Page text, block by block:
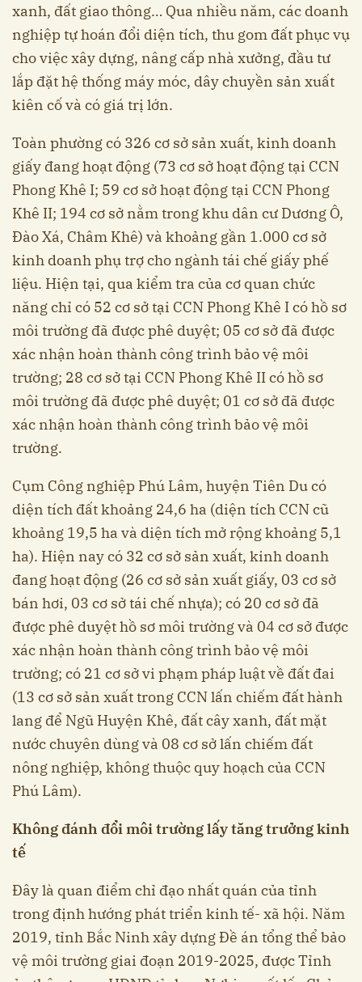
xanh, đất giao thông… Qua nhiều năm, các doanh
nghiệp tự hoán đổi diện tích, thu gom đất phục vụ
cho việc xây dựng, nâng cấp nhà xưởng, đầu tư
lắp đặt hệ thống máy móc, dây chuyền sản xuất
kiên cố và có giá trị lớn.
Toàn phường có 326 cơ sở sản xuất, kinh doanh
giấy đang hoạt động (73 cơ sở hoạt động tại CCN
Phong Khê I; 59 cơ sở hoạt động tại CCN Phong
Khê II; 194 cơ sở nằm trong khu dân cư Dương Ô,
Đào Xá, Châm Khê) và khoảng gần 1.000 cơ sở
kinh doanh phụ trợ cho ngành tái chế giấy phế
liệu. Hiện tại, qua kiểm tra của cơ quan chức
năng chỉ có 52 cơ sở tại CCN Phong Khê I có hồ sơ
môi trường đã được phê duyệt; 05 cơ sở đã được
xác nhận hoàn thành công trình bảo vệ môi
trường; 28 cơ sở tại CCN Phong Khê II có hồ sơ
môi trường đã được phê duyệt; 01 cơ sở đã được
xác nhận hoàn thành công trình bảo vệ môi
trường.
Cụm Công nghiệp Phú Lâm, huyện Tiên Du có
diện tích đất khoảng 24,6 ha (diện tích CCN cũ
khoảng 19,5 ha và diện tích mở rộng khoảng 5,1
ha). Hiện nay có 32 cơ sở sản xuất, kinh doanh
đang hoạt động (26 cơ sở sản xuất giấy, 03 cơ sở
bán hơi, 03 cơ sở tái chế nhựa); có 20 cơ sở đã
được phê duyệt hồ sơ môi trường và 04 cơ sở được
xác nhận hoàn thành công trình bảo vệ môi
trường; có 21 cơ sở vi phạm pháp luật về đất đai
(13 cơ sở sản xuất trong CCN lấn chiếm đất hành
lang để Ngũ Huyện Khê, đất cây xanh, đất mặt
nước chuyên dùng và 08 cơ sở lấn chiếm đất
nông nghiệp, không thuộc quy hoạch của CCN
Phú Lâm).
Không đánh đổi môi trường lấy tăng trưởng kinh
tế
Đây là quan điểm chỉ đạo nhất quán của tỉnh
trong định hướng phát triển kinh tế- xã hội. Năm
2019, tỉnh Bắc Ninh xây dựng Đề án tổng thể bảo
vệ môi trường giai đoạn 2019-2025, được Tỉnh